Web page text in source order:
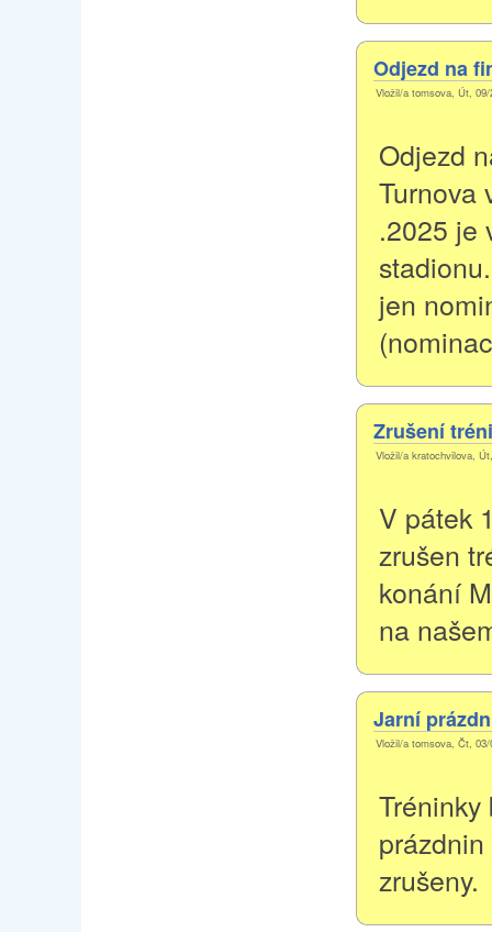
Odjezd na
Vložil/a tomsova, Út, 09/
Odjezd
Turnova
.2025 je
jen
Zrušení
Vložil/a kratochvilova,
V pátek
zrušen
konání
na
Jarní
Vložil/a tomsova, Čt, 03/
zrušeny.